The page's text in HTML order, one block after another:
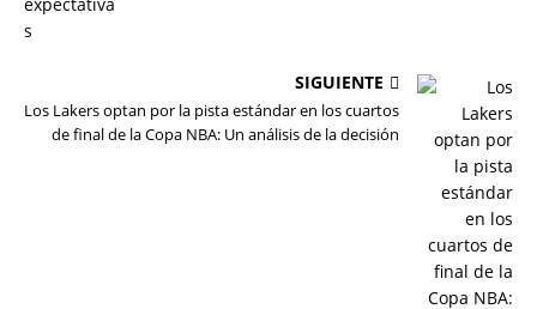
SIGUIENTE
Los Lakers optan por la pista estándar en los cuartos
de final de la Copa NBA: Un análisis de la decisión